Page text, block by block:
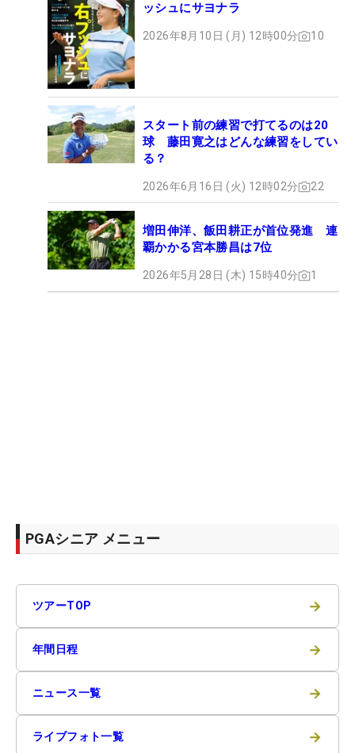
ッシュにサヨナラ
2026年8月10日 (月) 12時00分 10
スタート前の練習で打てるのは20
球 藤田寛之はどんな練習をしてい
る？
2026年6月16日 (火) 12時02分 22
増田伸洋、飯田耕正が首位発進 連
覇かかる宮本勝昌は7位
2026年5月28日 (木) 15時40分 1
PGAシニア メニュー
ツアーTOP →
年間日程 →
ニュース一覧 →
ライブフォト一覧 →